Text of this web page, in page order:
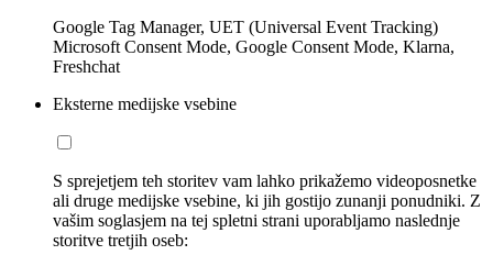
Google Tag Manager, UET (Universal Event Tracking)
Microsoft Consent Mode, Google Consent Mode, Klarna,
Freshchat
Eksterne medijske vsebine
S sprejetjem teh storitev vam lahko prikažemo videoposnetke
ali druge medijske vsebine, ki jih gostijo zunanji ponudniki. Z
vašim soglasjem na tej spletni strani uporabljamo naslednje
storitve tretjih oseb: